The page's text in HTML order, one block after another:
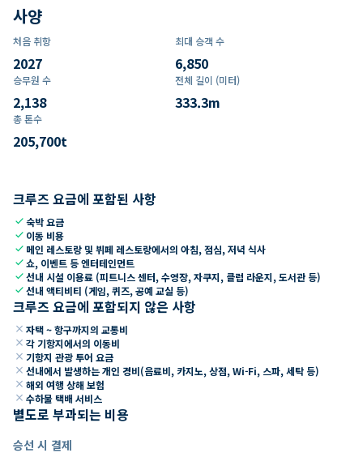
사양
처음 취항
2027
최대 승객 수
6,850
승무원 수
2,138
전체 길이 (미터)
333.3m
총 톤수
205,700t
크루즈 요금에 포함된 사항
check숙박 요금
check 이동 비용
check 메인 레스토랑 및 뷔페 레스토랑에서의 아침, 점심, 저녁 식사
check쇼, 이벤트 등 엔터테인먼트
check선내 시설 이용료 (피트니스 센터, 수영장, 자쿠지, 클럽 라운지, 도서관 등)
check선내 액티비티 (게임, 퀴즈, 공예 교실 등)
크루즈 요금에 포함되지 않은 사항
close 자택 ~ 항구까지의 교통비
close 각 기항지에서의 이동비
close 기항지 관광 투어 요금
close 선내에서 발생하는 개인 경비(음료비, 카지노, 상점, Wi-Fi, 스파, 세탁 등)
close 해외 여행 상해 보험
close 수하물 택배 서비스
별도로 부과되는 비용
승선 시 결제